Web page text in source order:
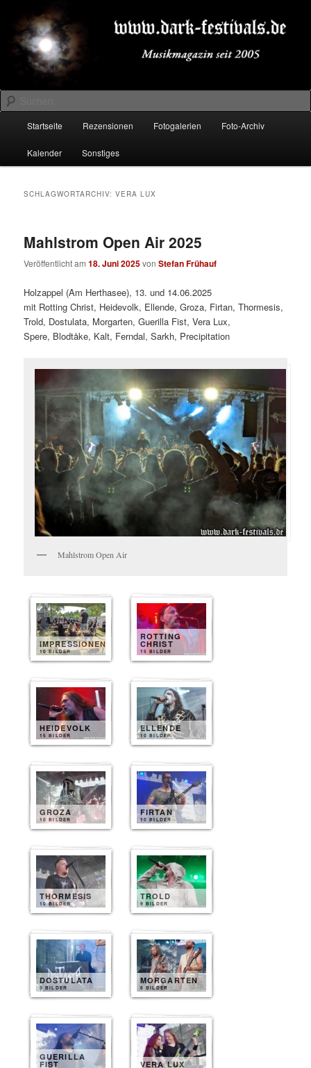
primären
Inhalt
springen
sekundären
Inhalt
springenDARK-FESTIVALS.DE
Suchen
Startseite Rezensionen Fotogalerien Foto-Archiv
Kalender Sonstiges
SCHLAGWORTARCHIV:VERA LUX
Mahlstrom Open Air 2025
Veröffentlicht am18. Juni 2025vonStefan Frühauf
Holzappel (Am Herthasee), 13. und 14.06.2025
mit Rotting Christ, Heidevolk, Ellende, Groza, Firtan, Thormesis,
Trold, Dostulata, Morgarten, Guerilla Fist, Vera Lux,
Spere, Blodtåke, Kalt, Ferndal, Sarkh, Precipitation
Mahlstrom Open Air
IMPRESSIONEN
10 BILDER
ROTTING
CHRIST
15 BILDER
HEIDEVOLK
15 BILDER
ELLENDE
10 BILDER
GROZA
10 BILDER
FIRTAN
10 BILDER
THORMESIS
10 BILDER
TROLD
9 BILDER
DOSTULATA
8 BILDER
MORGARTEN
8 BILDER
GUERILLA
FIST VERA LUX